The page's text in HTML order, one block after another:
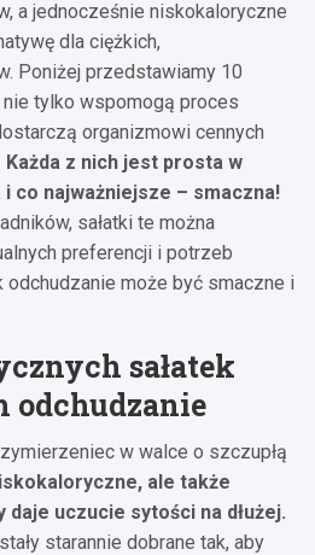
a jednocześnie niskokaloryczne
dla ciężkich,
Poniżej przedstawiamy 10
tylko wspomogą proces
organizmowi cennych
Każda z nich jest prosta w
co najważniejsze – smaczna!
sałatki te można
preferencji i potrzeb
odchudzanie może być smaczne i
sałatek
odchudzanie
w walce o szczupłą
ale także
daje uczucie sytości na dłużej.
starannie dobrane tak, aby